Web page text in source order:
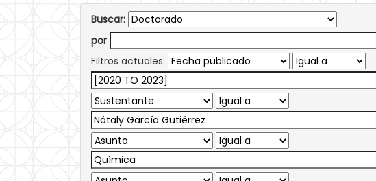
Buscar:
por
Filtros actuales: